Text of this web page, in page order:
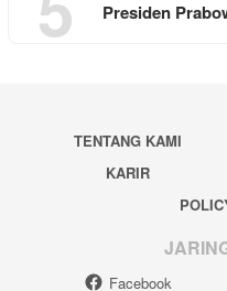
Presiden
TENTANG KAMI
KARIR
Facebook